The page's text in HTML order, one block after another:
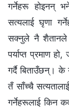
गर्नेहरू होइनन्
सत्यलाई घृणा
सक्नुले नै शैतानले
पर्याप्त प्रमाण
गर्दै बिताउँछन्। के
तँ साँच्चै
गर्नेहरूलाई किन